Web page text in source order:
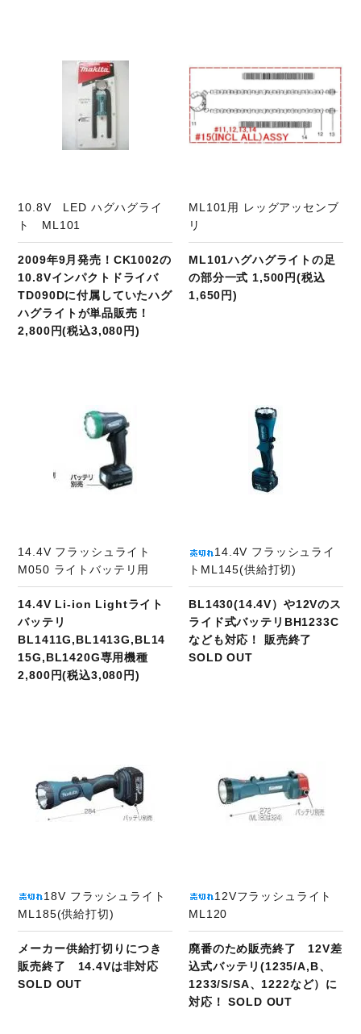
10.8V LED ハグハグライ
ト ML101
2009年9月発売！CK1002の
10.8Vインパクトドライバ
TD090Dに付属していたハグ
ハグライトが単品販売！
2,800円(税込3,080円)
ML101用 レッグアッセンブ
リ
ML101ハグハグライトの足
の部分一式 1,500円(税込
1,650円)
14.4V フラッシュライト
M050 ライトバッテリ用
14.4V Li-ion Lightライト
バッテリ
BL1411G,BL1413G,BL14
15G,BL1420G専用機種
2,800円(税込3,080円)
14.4V フラッシュライ
トML145(供給打切)
BL1430(14.4V）や12Vのス
ライド式バッテリBH1233C
なども対応！ 販売終了
SOLD OUT
18V フラッシュライト
ML185(供給打切)
メーカー供給打切りにつき
販売終了 14.4Vは非対応
SOLD OUT
12Vフラッシュライト
ML120
廃番のため販売終了 12V差
込式バッテリ(1235/A,B、
1233/S/SA、1222など）に
対応！ SOLD OUT